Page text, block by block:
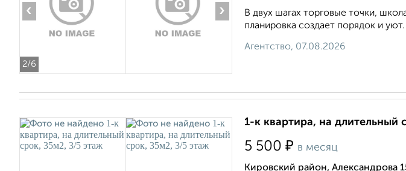
2/6
‹ ›
В двух шагах торговые точки,
планировка создает порядок и
Агентство, 07.08.2026
1-к квартира, на длительный
5 500 ₽ в месяц
Кировский район, Александрова